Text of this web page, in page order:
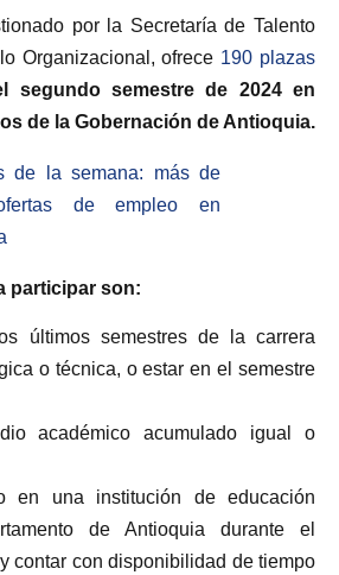
por la Secretaría de Talento
Organizacional, ofrece 190 plazas
segundo semestre de 2024 en
de la Gobernación de Antioquia.
de la semana: más de
de empleo en
participar son:
últimos semestres de la carrera
o técnica, o estar en el semestre
académico acumulado igual o
en una institución de educación
de Antioquia durante el
contar con disponibilidad de tiempo